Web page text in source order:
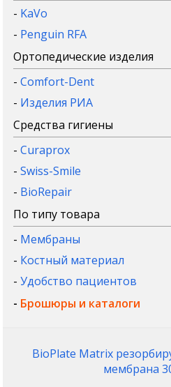
- KaVo
- Penguin RFA
Ортопедические изделия
-Comfort-Dent
- Изделия РИА
Средства гигиены
-Curaprox
-Swiss-Smile
- BioRepair
По типу товара
- Мембраны
- Костный материал
-Удобство пациентов
- Брошюры и каталоги
BioPlate Matrix
мембрана